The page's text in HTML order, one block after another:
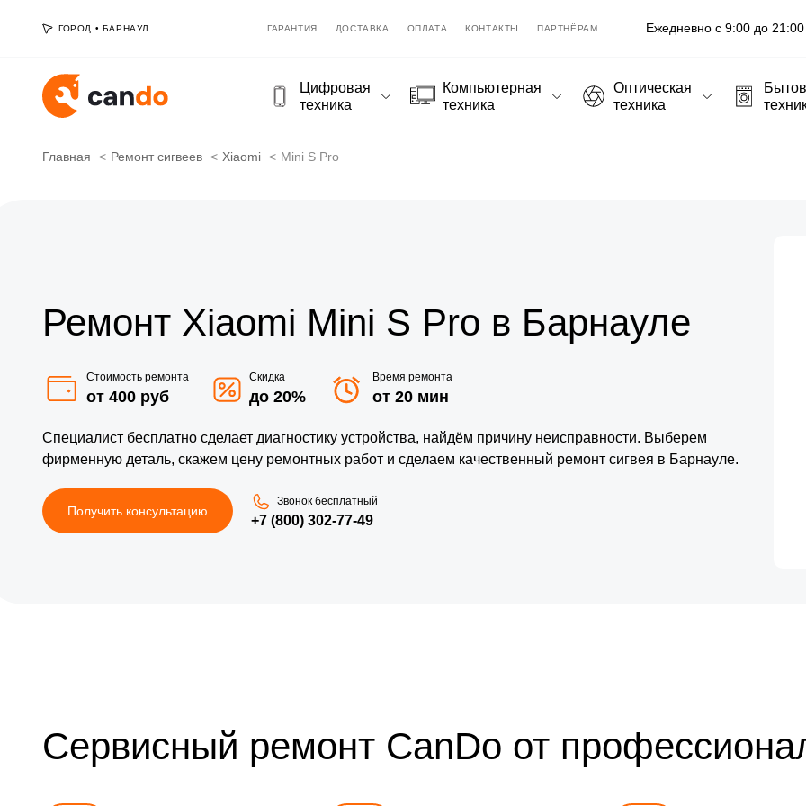
ГОРОД • БАРНАУЛ ГАРАНТИЯ ДОСТАВКА ОПЛАТА КОНТАКТЫ ПАРТНЁРАМ Ежедневно с 9:00 до 21:00
Цифровая
техника
Компьютерная
техника
Оптическая
техника
Главная Ремонт сигвеев Xiaomi Mini S Pro
Ремонт Xiaomi Mini S Pro в Барнауле
Стоимость ремонта
от 400 руб
Скидка
до 20%
Время ремонта
от 20 мин
Специалист бесплатно сделает диагностику устройства, найдём причину неисправности. Выберем
фирменную деталь, скажем цену ремонтных работ и сделаем качественный ремонт сигвея в Барнауле.
Получить консультацию
Звонок бесплатный
+7 (800) 302-77-49
Сервисный ремонт CanDo от